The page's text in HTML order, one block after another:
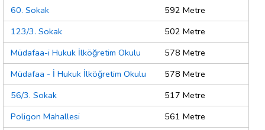
60. Sokak
592 Metre
123/3. Sokak
502 Metre
Müdafaa-i Hukuk İlköğretim Okulu
578 Metre
Müdafaa - İ Hukuk İlköğretim Okulu
578 Metre
56/3. Sokak
517 Metre
Poligon Mahallesi
561 Metre